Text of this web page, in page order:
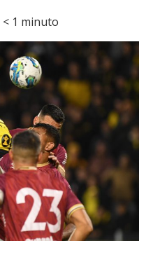
< 1 minuto